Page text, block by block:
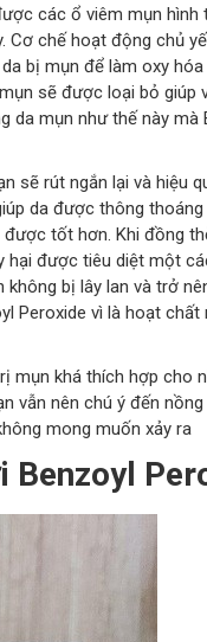
các ổ viêm mụn hình
Cơ chế hoạt động chủ
bị mụn để làm oxy hóa
sẽ được loại bỏ giúp
da mụn như thế này mà
sẽ rút ngắn lại và hiệu
da được thông
tốt hơn. Khi đồng
hại được tiêu diệt một
bị lây lan và trở
Peroxide vì là hoạt chất
khá thích hợp cho
vẫn nên chú ý đến
mong muốn xảy ra
Benzoyl